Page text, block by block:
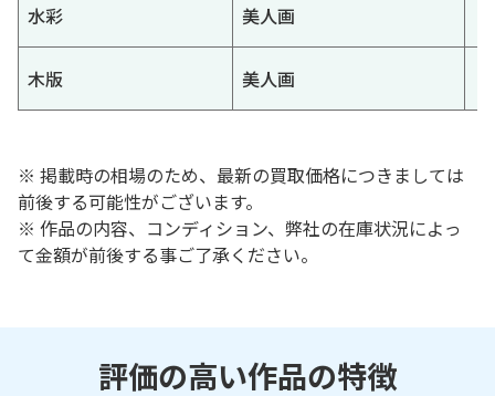
水彩 美人画
木版 美人画
※ 掲載時の相場のため、最新の買取価格につきましては
前後する可能性がございます。
※ 作品の内容、コンディション、弊社の在庫状況によっ
て金額が前後する事ご了承ください。
評価の高い作品の特徴